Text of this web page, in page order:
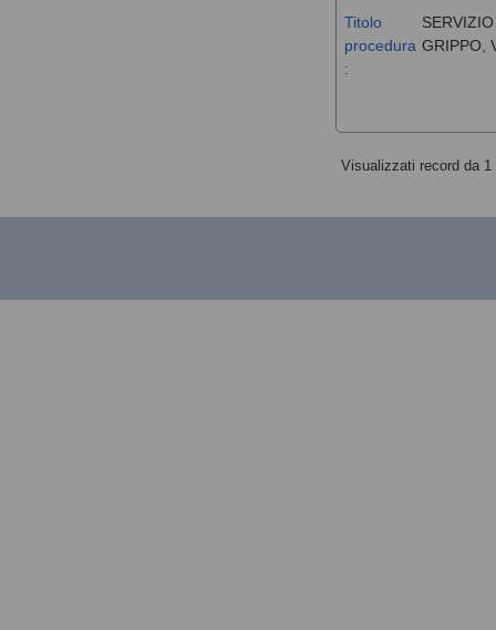
Titolo
procedura
:
GRIPPO,
Visualizzati record da 1